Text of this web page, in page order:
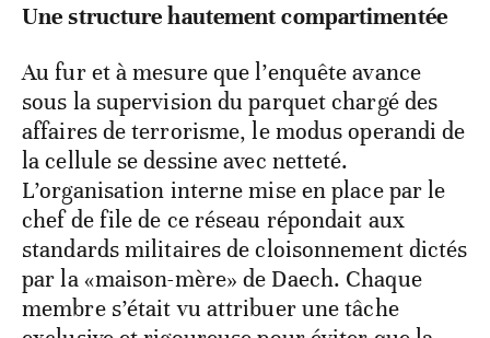
Une structure hautement compartimentée
Au fur et à mesure que l’enquête avance
sous la supervision du parquet chargé des
affaires de terrorisme, le modus operandi de
la cellule se dessine avec netteté.
L’organisation interne mise en place par le
chef de file de ce réseau répondait aux
standards militaires de cloisonnement dictés
par la «maison-mère» de Daech. Chaque
membre s’était vu attribuer une tâche